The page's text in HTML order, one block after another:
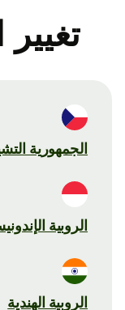
الجمهورية
الروبية
الروبية الهندية